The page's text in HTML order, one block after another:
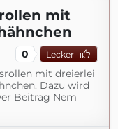
mit
0 Lecker
mit dreierlei
Dazu wird
Beitrag Nem